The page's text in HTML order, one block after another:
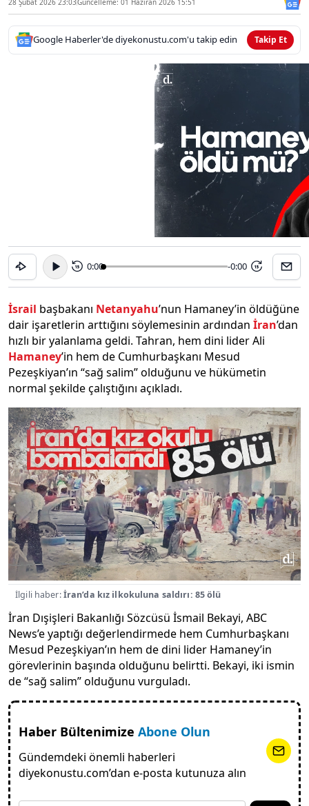
28 Şubat 2026 23:03Güncelleme: 01 Haziran 2026 15:51
Google Haberler'de diyekonustu.com'u takip edin Takip Et
15 0:00 -0:00 15
İsrail başbakanı Netanyahu’nun Hamaney’in öldüğüne
dair işaretlerin arttığını söylemesinin ardından İran’dan
hızlı bir yalanlama geldi. Tahran, hem dini lider Ali
Hamaney’in hem de Cumhurbaşkanı Mesud
Pezeşkiyan’ın “sağ salim” olduğunu ve hükümetin
normal şekilde çalıştığını açıkladı.
İlgili haber:İran’da kız ilkokuluna saldırı: 85 ölü
İran Dışişleri Bakanlığı Sözcüsü İsmail Bekayi, ABC
News’e yaptığı değerlendirmede hem Cumhurbaşkanı
Mesud Pezeşkiyan’ın hem de dini lider Hamaney’in
görevlerinin başında olduğunu belirtti. Bekayi, iki ismin
de “sağ salim” olduğunu vurguladı.
Haber Bültenimize Abone Olun
Gündemdeki önemli haberleri
diyekonustu.com’dan e-posta kutunuza alın